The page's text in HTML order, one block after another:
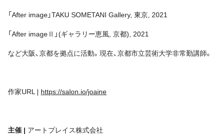
「After image」TAKU SOMETANI Gallery, 東京, 2021
「After imageⅡ」(ギャラリー恵風, 京都), 2021
など大阪、京都を拠点に活動。現在、京都市立芸術大学非常勤講師。
作家URL | https://salon.io/joaine
主催 | アートプレイス株式会社